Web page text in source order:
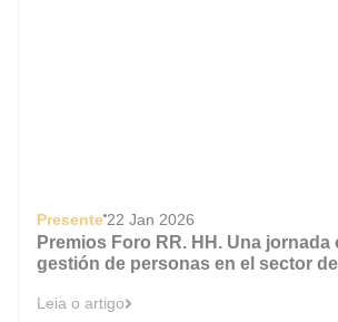
Presente 22 Jan 2026
Premios Foro RR. HH. Una jornada
gestión de personas en el sector
Leia o artigo